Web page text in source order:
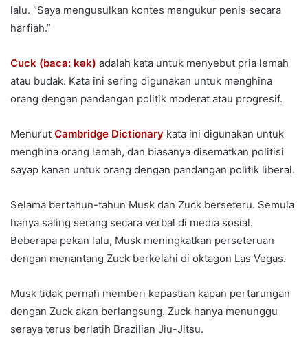
lalu. “Saya mengusulkan kontes mengukur penis secara
harfiah.”
Cuck (baca: kək) adalah kata untuk menyebut pria lemah
atau budak. Kata ini sering digunakan untuk menghina
orang dengan pandangan politik moderat atau progresif.
Menurut Cambridge Dictionary kata ini digunakan untuk
menghina orang lemah, dan biasanya disematkan politisi
sayap kanan untuk orang dengan pandangan politik liberal.
Selama bertahun-tahun Musk dan Zuck berseteru. Semula
hanya saling serang secara verbal di media sosial.
Beberapa pekan lalu, Musk meningkatkan perseteruan
dengan menantang Zuck berkelahi di oktagon Las Vegas.
Musk tidak pernah memberi kepastian kapan pertarungan
dengan Zuck akan berlangsung. Zuck hanya menunggu
seraya terus berlatih Brazilian Jiu-Jitsu.